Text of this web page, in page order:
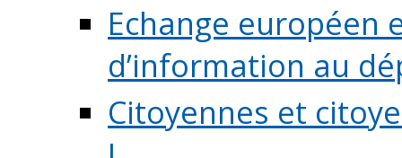
Echange européen
d’information au
Citoyennes et